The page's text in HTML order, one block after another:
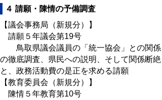
４ 請願・陳情の予備調査
【議会事務局（新規分）】
請願５年議会第19号
鳥取県議会議員の「統一協会」との関係
の徹底調査、県民への説明、そして関係断絶
と、政務活動費の是正を求める請願
【教育委員会（新規分）】
陳情５年教育第10号